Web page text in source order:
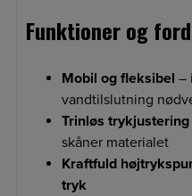
Funktioner og
Mobil og fleksibel –
vandtilslutning
Trinløs trykjustering
skåner materialet
Kraftfuld
tryk